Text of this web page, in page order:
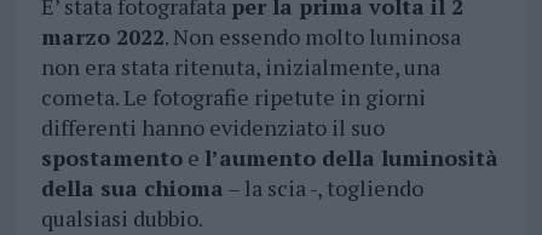
E’ stata fotografata per la prima volta il 2
marzo 2022. Non essendo molto luminosa
non era stata ritenuta, inizialmente, una
cometa. Le fotografie ripetute in giorni
differenti hanno evidenziato il suo
spostamentoe l’aumento della luminosità
della sua chioma – la scia -, togliendo
qualsiasi dubbio.